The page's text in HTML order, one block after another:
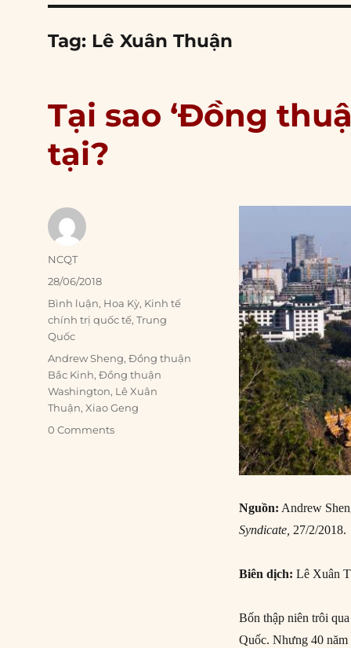
Tag: Lê Xuân Thuận
Tại sao ‘Đồng
tại?
Nguồn: Andrew
Syndicate, 27/2/2018.
Biên dịch:Lê Xuân
Bốn thập niên trôi
Quốc. Nhưng 40
Author
NCQT
Posted
on
28/06/2018
Categories
Bình luận, Hoa Kỳ, Kinh tế
chính trị quốc tế,Trung
Quốc
Tags
Andrew Sheng,Đồng thuận
Bắc Kinh,Đồng thuận
Washington, Lê Xuân
Thuận,Xiao Geng
0 Comments